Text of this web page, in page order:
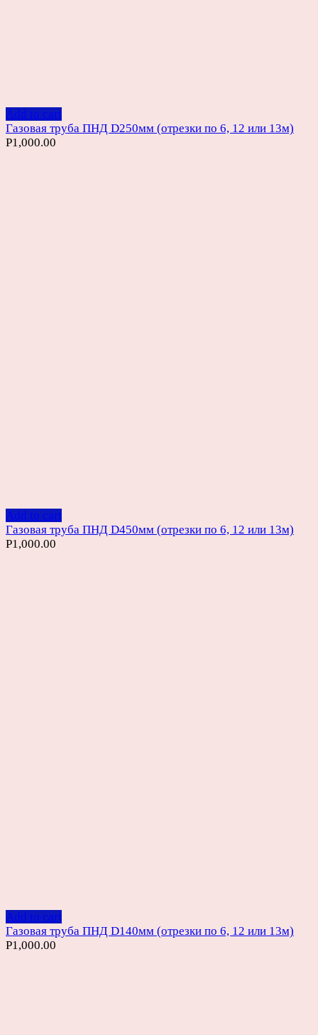
Add to cart
Газовая труба ПНД D250мм (отрезки по 6, 12 или 13м)
Р1,000.00
Add to cart
Газовая труба ПНД D450мм (отрезки по 6, 12 или 13м)
Р1,000.00
Add to cart
Газовая труба ПНД D140мм (отрезки по 6, 12 или 13м)
Р1,000.00